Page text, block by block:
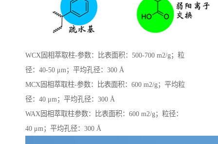
WCX固相萃取柱-参数：比表面积：500-700 m2/g；粒
径：40-50 μm；平均孔径：300 Å
MCX固相萃取柱-参数：比表面积：600 m2/g；平均粒
径：40 μm；平均孔径：300 Å
WAX固相萃取柱参数：比表面积：600 m2/g；粒径：
40 μm；平均孔径：300 Å